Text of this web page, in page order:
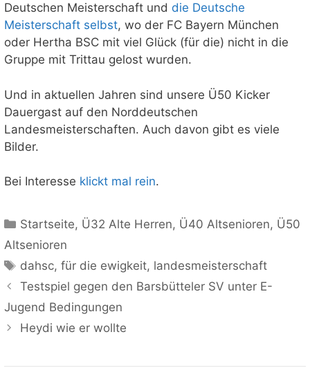
Deutschen Meisterschaft und die Deutsche
Meisterschaft selbst, wo der FC Bayern München
oder Hertha BSC mit viel Glück (für die) nicht in die
Gruppe mit Trittau gelost wurden.
Und in aktuellen Jahren sind unsere Ü50 Kicker
Dauergast auf den Norddeutschen
Landesmeisterschaften. Auch davon gibt es viele
Bilder.
Bei Interesse klickt mal rein.
Kategorien
Startseite, Ü32 Alte Herren, Ü40 Altsenioren, Ü50
Altsenioren
Schlagwörter
dahsc,für die ewigkeit, landesmeisterschaft
Testspiel gegen den Barsbütteler SV unter E-
Jugend Bedingungen
Heydi wie er wollte